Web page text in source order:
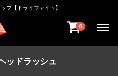
プ【トライファイト】
0 Menu
ッドラッシュ